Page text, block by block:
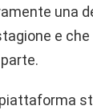
una
e